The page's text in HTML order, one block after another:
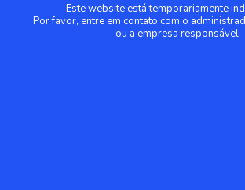
Este website está temporariamente
Por favor, entre em contato com o
ou a empresa responsável.